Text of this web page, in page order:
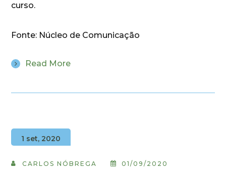
curso.
Fonte: Núcleo de Comunicação
Read More
1 set, 2020
CARLOS NÓBREGA
01/09/2020